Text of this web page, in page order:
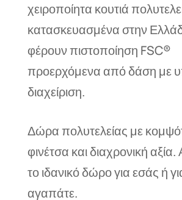
χειροποίητα κουτιά
κατασκευασμένα στην
φέρουν πιστοποίηση FSC®
προερχόμενα από δάση με
διαχείριση.
Δώρα πολυτελείας με
φινέτσα και διαχρονική
το ιδανικό δώρο για εσάς ή
αγαπάτε.